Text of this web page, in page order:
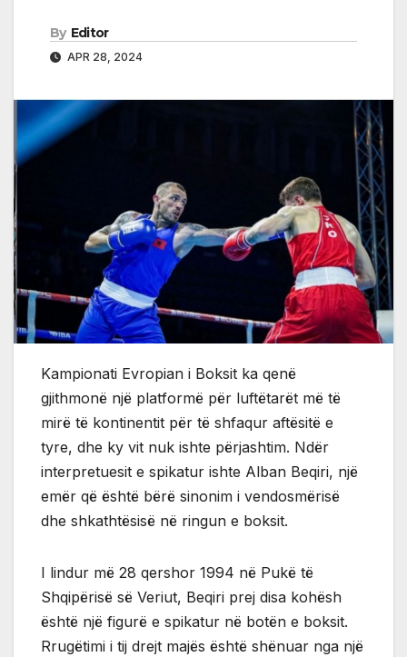
By Editor
APR 28, 2024
Kampionati Evropian i Boksit ka qenë
gjithmonë një platformë për luftëtarët më të
mirë të kontinentit për të shfaqur aftësitë e
tyre, dhe ky vit nuk ishte përjashtim. Ndër
interpretuesit e spikatur ishte Alban Beqiri, një
emër që është bërë sinonim i vendosmërisë
dhe shkathtësisë në ringun e boksit.
I lindur më 28 qershor 1994 në Pukë të
Shqipërisë së Veriut, Beqiri prej disa kohësh
është një figurë e spikatur në botën e boksit.
Rrugëtimi i tij drejt majës është shënuar nga një